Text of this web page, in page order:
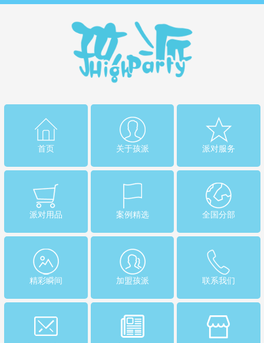
首页 关于孩派 派对服务
派对用品 案例精选 全国分部
精彩瞬间 加盟孩派 联系我们